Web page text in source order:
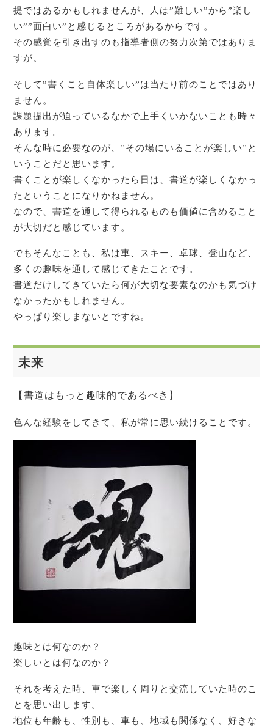
提ではあるかもしれませんが、人は”難しい”から”楽し
い””面白い”と感じるところがあるからです。
その感覚を引き出すのも指導者側の努力次第ではありま
すが。
そして”書くこと自体楽しい”は当たり前のことではあり
ません。
課題提出が迫っているなかで上手くいかないことも時々
あります。
そんな時に必要なのが、”その場にいることが楽しい”と
いうことだと思います。
書くことが楽しくなかったら日は、書道が楽しくなかっ
たということになりかねません。
なので、書道を通して得られるものも価値に含めること
が大切だと感じています。
でもそんなことも、私は車、スキー、卓球、登山など、
多くの趣味を通して感じてきたことです。
書道だけしてきていたら何が大切な要素なのかも気づけ
なかったかもしれません。
やっぱり楽しまないとですね。
未来
【書道はもっと趣味的であるべき】
色んな経験をしてきて、私が常に思い続けることです。
趣味とは何なのか？
楽しいとは何なのか？
それを考えた時、車で楽しく周りと交流していた時のこ
とを思い出します。
地位も年齢も、性別も、車も、地域も関係なく、好きな